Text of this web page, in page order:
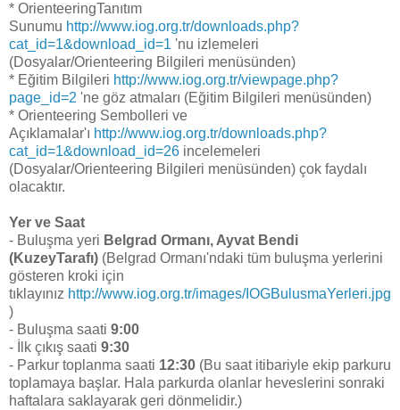
* OrienteeringTanıtım
Sunumu http://www.iog.org.tr/downloads.php?
cat_id=1&download_id=1 'nu izlemeleri
(Dosyalar/Orienteering Bilgileri menüsünden)
* Eğitim Bilgileri http://www.iog.org.tr/viewpage.php?
page_id=2 'ne göz atmaları (Eğitim Bilgileri menüsünden)
* Orienteering Sembolleri ve
Açıklamalar'ı http://www.iog.org.tr/downloads.php?
cat_id=1&download_id=26 incelemeleri
(Dosyalar/Orienteering Bilgileri menüsünden) çok faydalı
olacaktır.
Yer ve Saat
- Buluşma yeri Belgrad Ormanı, Ayvat Bendi
(KuzeyTarafı) (Belgrad Ormanı'ndaki tüm buluşma yerlerini
gösteren kroki için
tıklayınız http://www.iog.org.tr/images/IOGBulusmaYerleri.jpg
)
- Buluşma saati 9:00
- İlk çıkış saati 9:30
- Parkur toplanma saati 12:30 (Bu saat itibariyle ekip parkuru
toplamaya başlar. Hala parkurda olanlar heveslerini sonraki
haftalara saklayarak geri dönmelidir.)